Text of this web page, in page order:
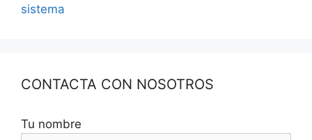
sistema
CONTACTA CON NOSOTROS
Tu nombre